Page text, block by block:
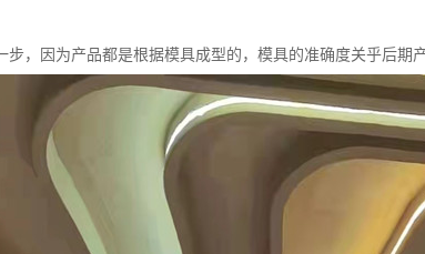
，因为产品都是根据模具成型的，模具的准确度关乎后期